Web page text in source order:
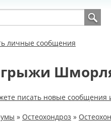
личные сообщения
грыжи
» Остеохондроз »